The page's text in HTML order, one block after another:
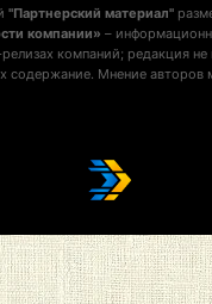
"Партнерский материал"
компании» –
компаний; редакция не
содержание. Мнение авторов